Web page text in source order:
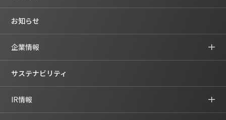
お知らせ
企業情報
サステナビリティ
IR情報